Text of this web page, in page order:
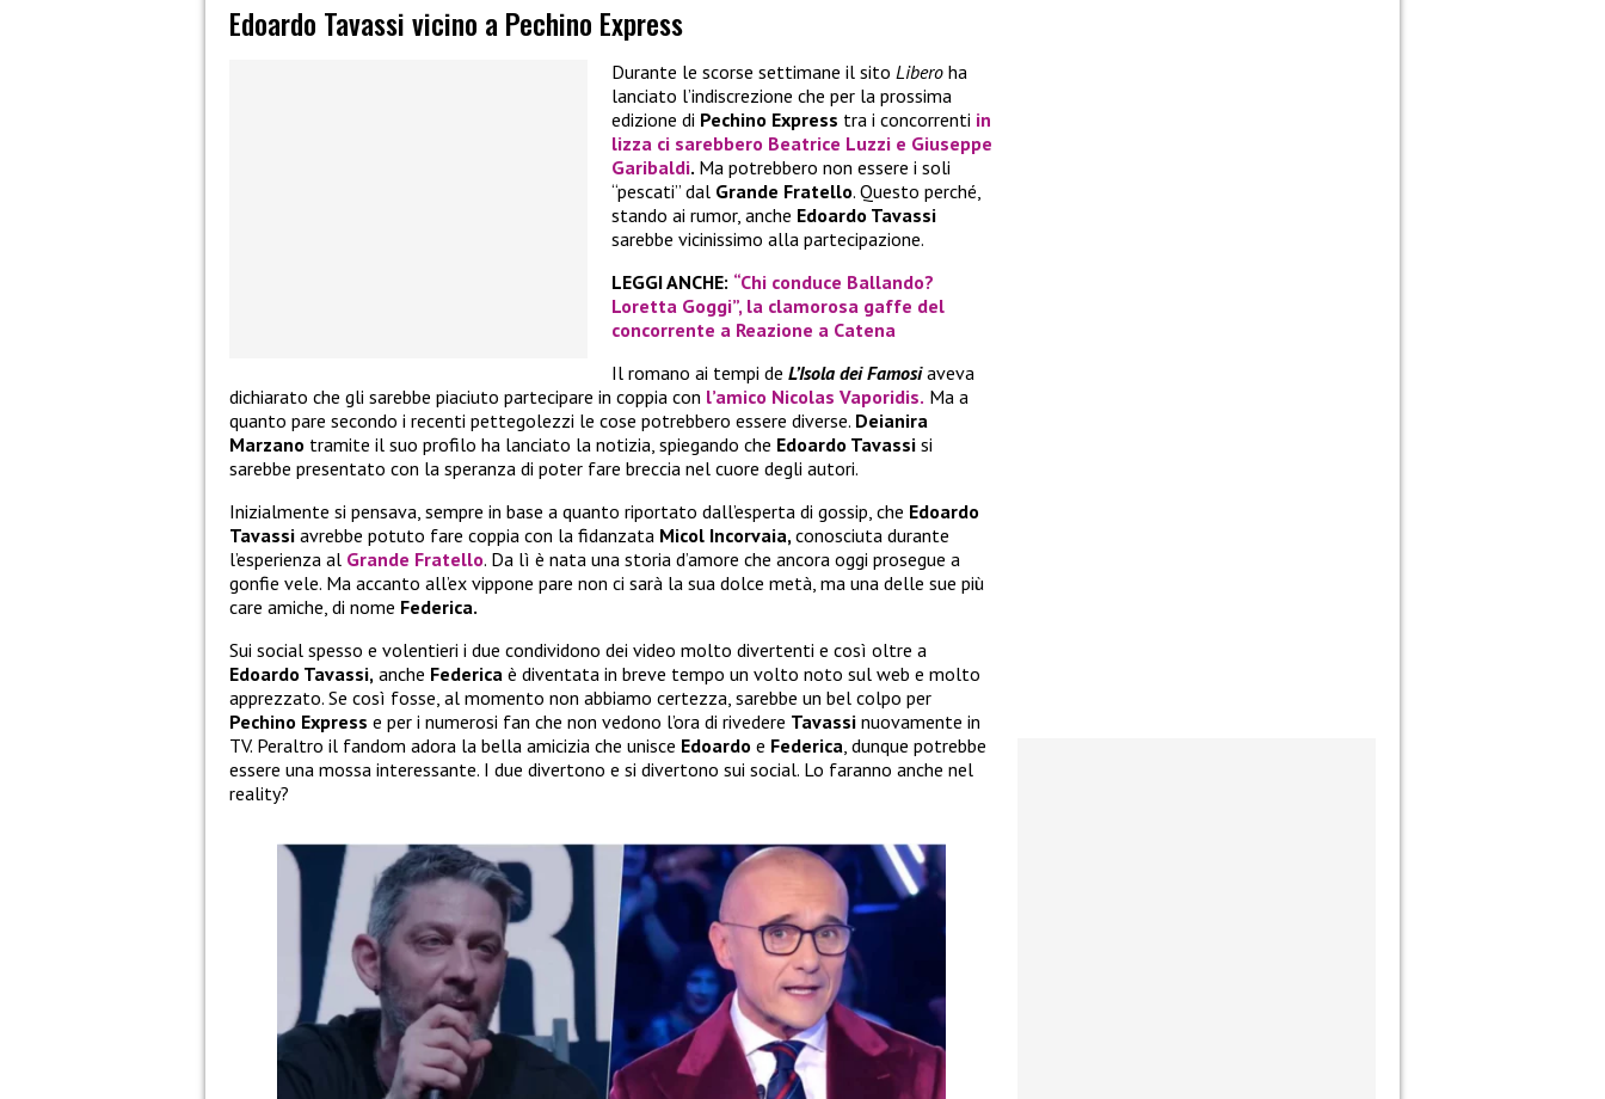
Edoardo Tavassi vicino a Pechino Express
Durante le scorse settimane il sito Libero ha
lanciato l’indiscrezione che per la prossima
edizione di Pechino Express tra i concorrenti in
lizza ci sarebbero Beatrice Luzzi e Giuseppe
Garibaldi. Ma potrebbero non essere i soli
“pescati” dal Grande Fratello. Questo perché,
stando ai rumor, anche Edoardo Tavassi
sarebbe vicinissimo alla partecipazione.
LEGGI ANCHE: “Chi conduce Ballando?
Loretta Goggi”, la clamorosa gaffe del
concorrente a Reazione a Catena
Il romano ai tempi de L’Isola dei Famosiaveva
dichiarato che gli sarebbe piaciuto partecipare in coppia con l’amico Nicolas Vaporidis. Ma a
quanto pare secondo i recenti pettegolezzi le cose potrebbero essere diverse. Deianira
Marzano tramite il suo profilo ha lanciato la notizia, spiegando che Edoardo Tavassi si
sarebbe presentato con la speranza di poter fare breccia nel cuore degli autori.
Inizialmente si pensava, sempre in base a quanto riportato dall’esperta di gossip, che Edoardo
Tavassi avrebbe potuto fare coppia con la fidanzata Micol Incorvaia,conosciuta durante
l’esperienza al Grande Fratello. Da lì è nata una storia d’amore che ancora oggi prosegue a
gonfie vele. Ma accanto all’ex vippone pare non ci sarà la sua dolce metà, ma una delle sue più
care amiche, di nome Federica.
Sui social spesso e volentieri i due condividono dei video molto divertenti e così oltre a
Edoardo Tavassi, anche Federica è diventata in breve tempo un volto noto sul web e molto
apprezzato. Se così fosse, al momento non abbiamo certezza, sarebbe un bel colpo per
Pechino Express e per i numerosi fan che non vedono l’ora di rivedere Tavassi nuovamente in
TV. Peraltro il fandom adora la bella amicizia che unisce Edoardo e Federica, dunque potrebbe
essere una mossa interessante. I due divertono e si divertono sui social. Lo faranno anche nel
reality?